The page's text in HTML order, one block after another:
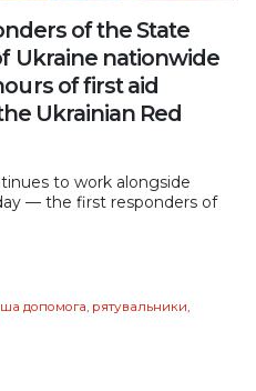
of the State
Ukraine nationwide
of first aid
Ukrainian Red
to work alongside
— the first responders of
допомога рятувальники